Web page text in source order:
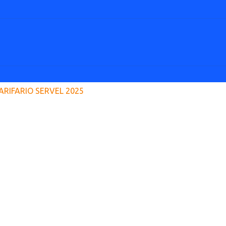
SERVEL 2025